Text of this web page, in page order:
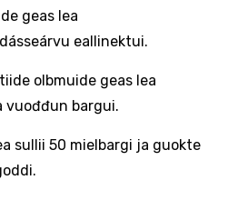
geas lea
eallinektui.
olbmuide geas lea
vuođđun bargui.
sullii 50 mielbargi ja guokte